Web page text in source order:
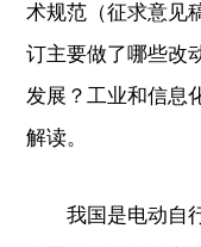
术规范（征求意见
订主要做了哪些改
发展？工业和信息
解读。
我国是电动自行